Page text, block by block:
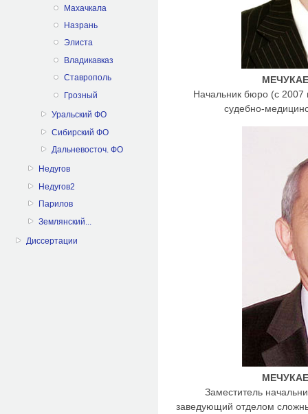
Махачкала
Назрань
Элиста
Владикавказ
Ставрополь
Грозный
Уральский ФО
Сибирский ФО
Дальневосточ. ФО
Недугов
Недугов2
Парилов
Землянский...
Диссертации
Начальник бюро (с 2007
судебно-
Заместитель
заведующий отделом